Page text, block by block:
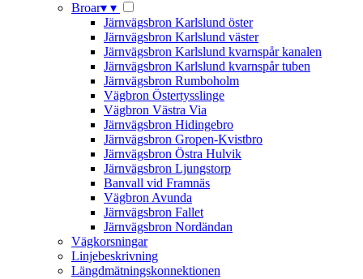
Broar▾ ▾
Järnvägsbron Karlslund öster
Järnvägsbron Karlslund väster
Järnvägsbron Karlslund kvarnspår kanalen
Järnvägsbron Karlslund kvarnspår tuben
Järnvägsbron Rumboholm
Vägbron Östertysslinge
Vägbron Västra Via
Järnvägsbron Hidingebro
Järnvägsbron Gropen-Kvistbro
Järnvägsbron Östra Hulvik
Järnvägsbron Ljungstorp
Banvall vid Framnäs
Vägbron Avunda
Järnvägsbron Fallet
Järnvägsbron Nordändan
Vägkorsningar
Linjebeskrivning
Längdmätningskonnektionen